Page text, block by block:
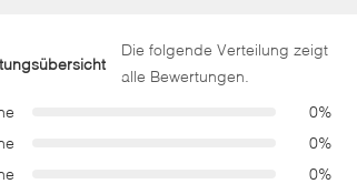
Die folgende Verteilung zeigt
alle Bewertungen.
0%
0%
0%